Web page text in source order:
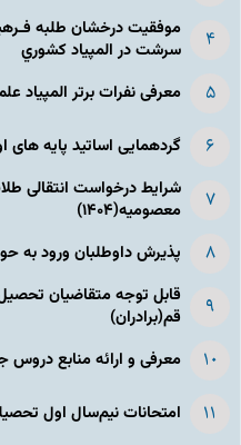
موفقیت درخشان طلبه
سرشت در المپياد كشوري
معرفی نفرات برتر المپیاد
گردهمایی اساتید پایه های
شرایط درخواست انتقالی
معصومیه(۱۴۰۴)
پذیرش داوطلبان ورود به حوزه
قابل توجه متقاضیان
قم(برادران)
معرفی و ارائه منابع دروس
امتحانات نیم‌سال اول تحصیلی ۱۴۰۲-